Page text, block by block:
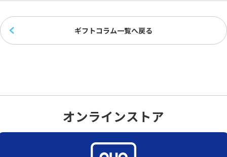
ギフトコラム一覧へ戻る
オンラインストア